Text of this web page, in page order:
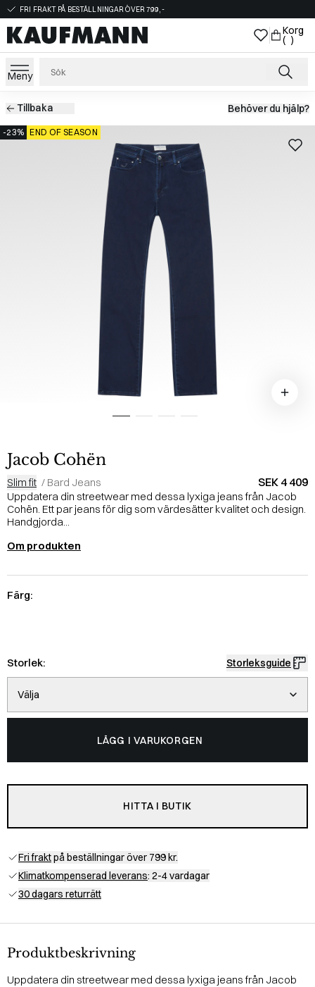
FRI FRAKT PÅ BESTÄLLNINGAR ÖVER 799,-
Korg
( )
Meny
Tillbaka Behöver du hjälp?
-23% END OF SEASON
Jacob Cohën
Slim fit / Bard Jeans SEK 4 409
Uppdatera din streetwear med dessa lyxiga jeans från Jacob
Cohën. Ett par jeans för dig som värdesätter kvalitet och design.
Handgjorda...
Om produkten
Färg:
Storlek: Storleksguide
Välja
LÄGG I VARUKORGEN
HITTA I BUTIK
Fri fraktpå beställningar över 799 kr.
Klimatkompenserad leverans: 2-4 vardagar
30 dagars returrätt
Produktbeskrivning
Uppdatera din streetwear med dessa lyxiga jeans från Jacob